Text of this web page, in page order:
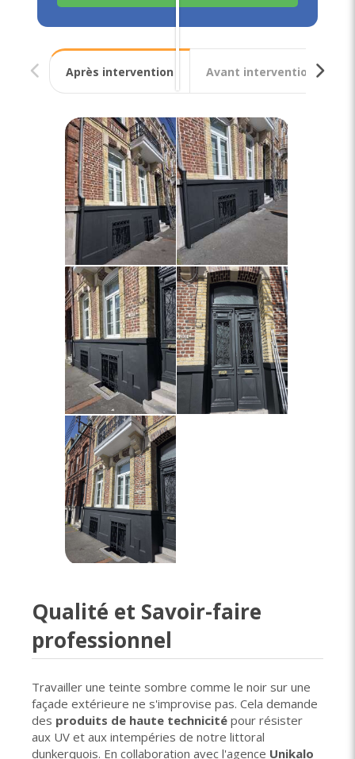
Après intervention Avant intervention
Qualité et Savoir-faire
professionnel
Travailler une teinte sombre comme le noir sur une
façade extérieure ne s'improvise pas. Cela demande
des produits de haute technicité pour résister
aux UV et aux intempéries de notre littoral
dunkerquois. En collaboration avec l'agence Unikalo